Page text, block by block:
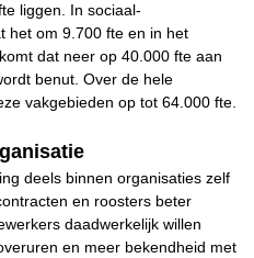
liggen. In sociaal-
het om 9.700 fte en in het
dat neer op 40.000 fte aan
benut. Over de hele
vakgebieden op tot 64.000 fte.
deels binnen organisaties zelf
en roosters beter
daadwerkelijk willen
en meer bekendheid met